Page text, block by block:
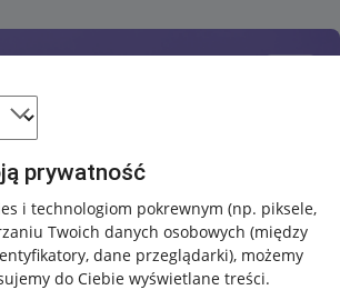
prywatność
i technologiom pokrewnym (np. piksele,
Twoich danych osobowych (między
dane przeglądarki), możemy
do Ciebie wyświetlane treści.